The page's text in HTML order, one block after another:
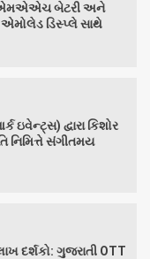
એમએએચ બેટરી અને
ડિસ્પ્લે સાથે
ઇવેન્ટ્સ) દ્વારા કિશોર
નિમિત્તે સંગીતમય
દર્શકો: ગુજરાતી OTT